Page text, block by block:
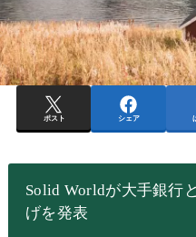
ポスト シェア
Solid Worldが大手銀行
げを発表